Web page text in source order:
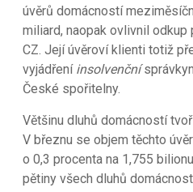
úvěrů domácností
miliard, naopak ovlivnil
CZ. Její úvěroví klienti totiž
vyjádření insolvenční
České spořitelny.
Většinu dluhů domácností
V březnu se objem těchto
o 0,3 procenta na 1,755
pětiny všech dluhů